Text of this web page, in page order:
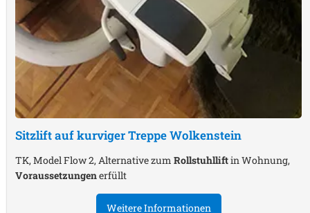
Sitzlift auf kurviger TreppeWolkenstein
TK, Model Flow 2, Alternative zum Rollstuhlliftin Wohnung,
Voraussetzungenerfüllt
Weitere Informationen